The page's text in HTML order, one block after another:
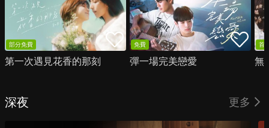
部分免費
第一次遇見花香的那刻
免費
彈一場完美戀愛
首
無
深夜 更多